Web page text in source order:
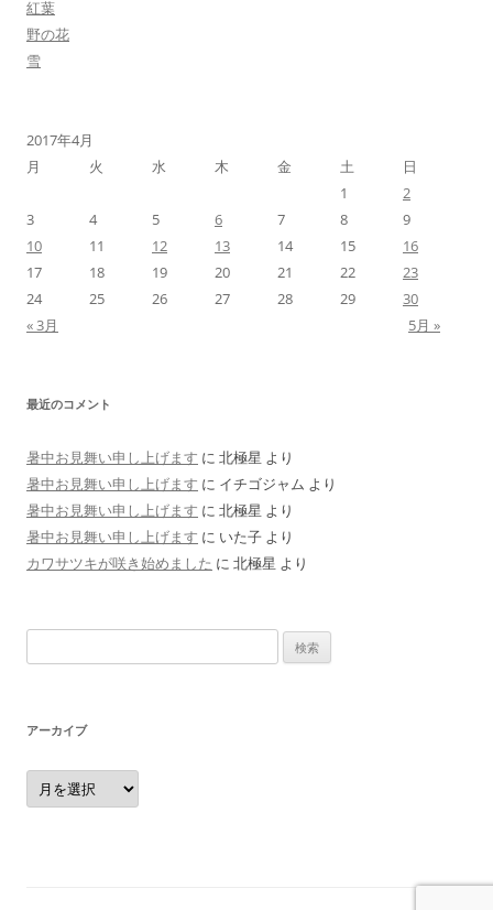
紅葉
野の花
雪
2017年4月
月
火 水 木 金 土
日
1
2
3
4 5 6 7 8
9
10
11 12 13 14 15
16
17
18 19 20 21 22
23
24
25 26 27 28 29
30
« 3月
5月 »
最近のコメント
暑中お見舞い申し上げます に 北極星 より
暑中お見舞い申し上げます に イチゴジャム より
暑中お見舞い申し上げます に 北極星 より
暑中お見舞い申し上げます に いた子 より
カワサツキが咲き始めました に 北極星 より
索:
アーカイブ
ア
ー
カ